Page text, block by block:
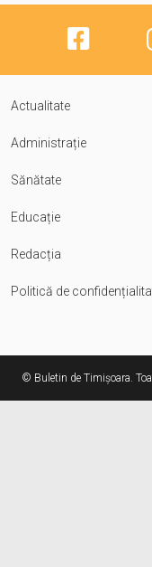
Actualitate
Administrație
Sănătate
Educație
Redacția
Politică de
© Buletin de Timișoara.